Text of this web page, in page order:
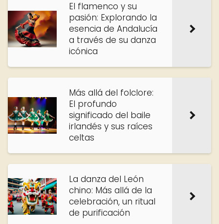
El flamenco y su
pasión: Explorando la
esencia de Andalucía
a través de su danza
icónica
Más allá del folclore:
El profundo
significado del baile
irlandés y sus raíces
celtas
La danza del León
chino: Más allá de la
celebración, un ritual
de purificación